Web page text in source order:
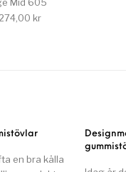
Mid 605
ursprungliga priset var:
krDet nuvarande
en bra källa